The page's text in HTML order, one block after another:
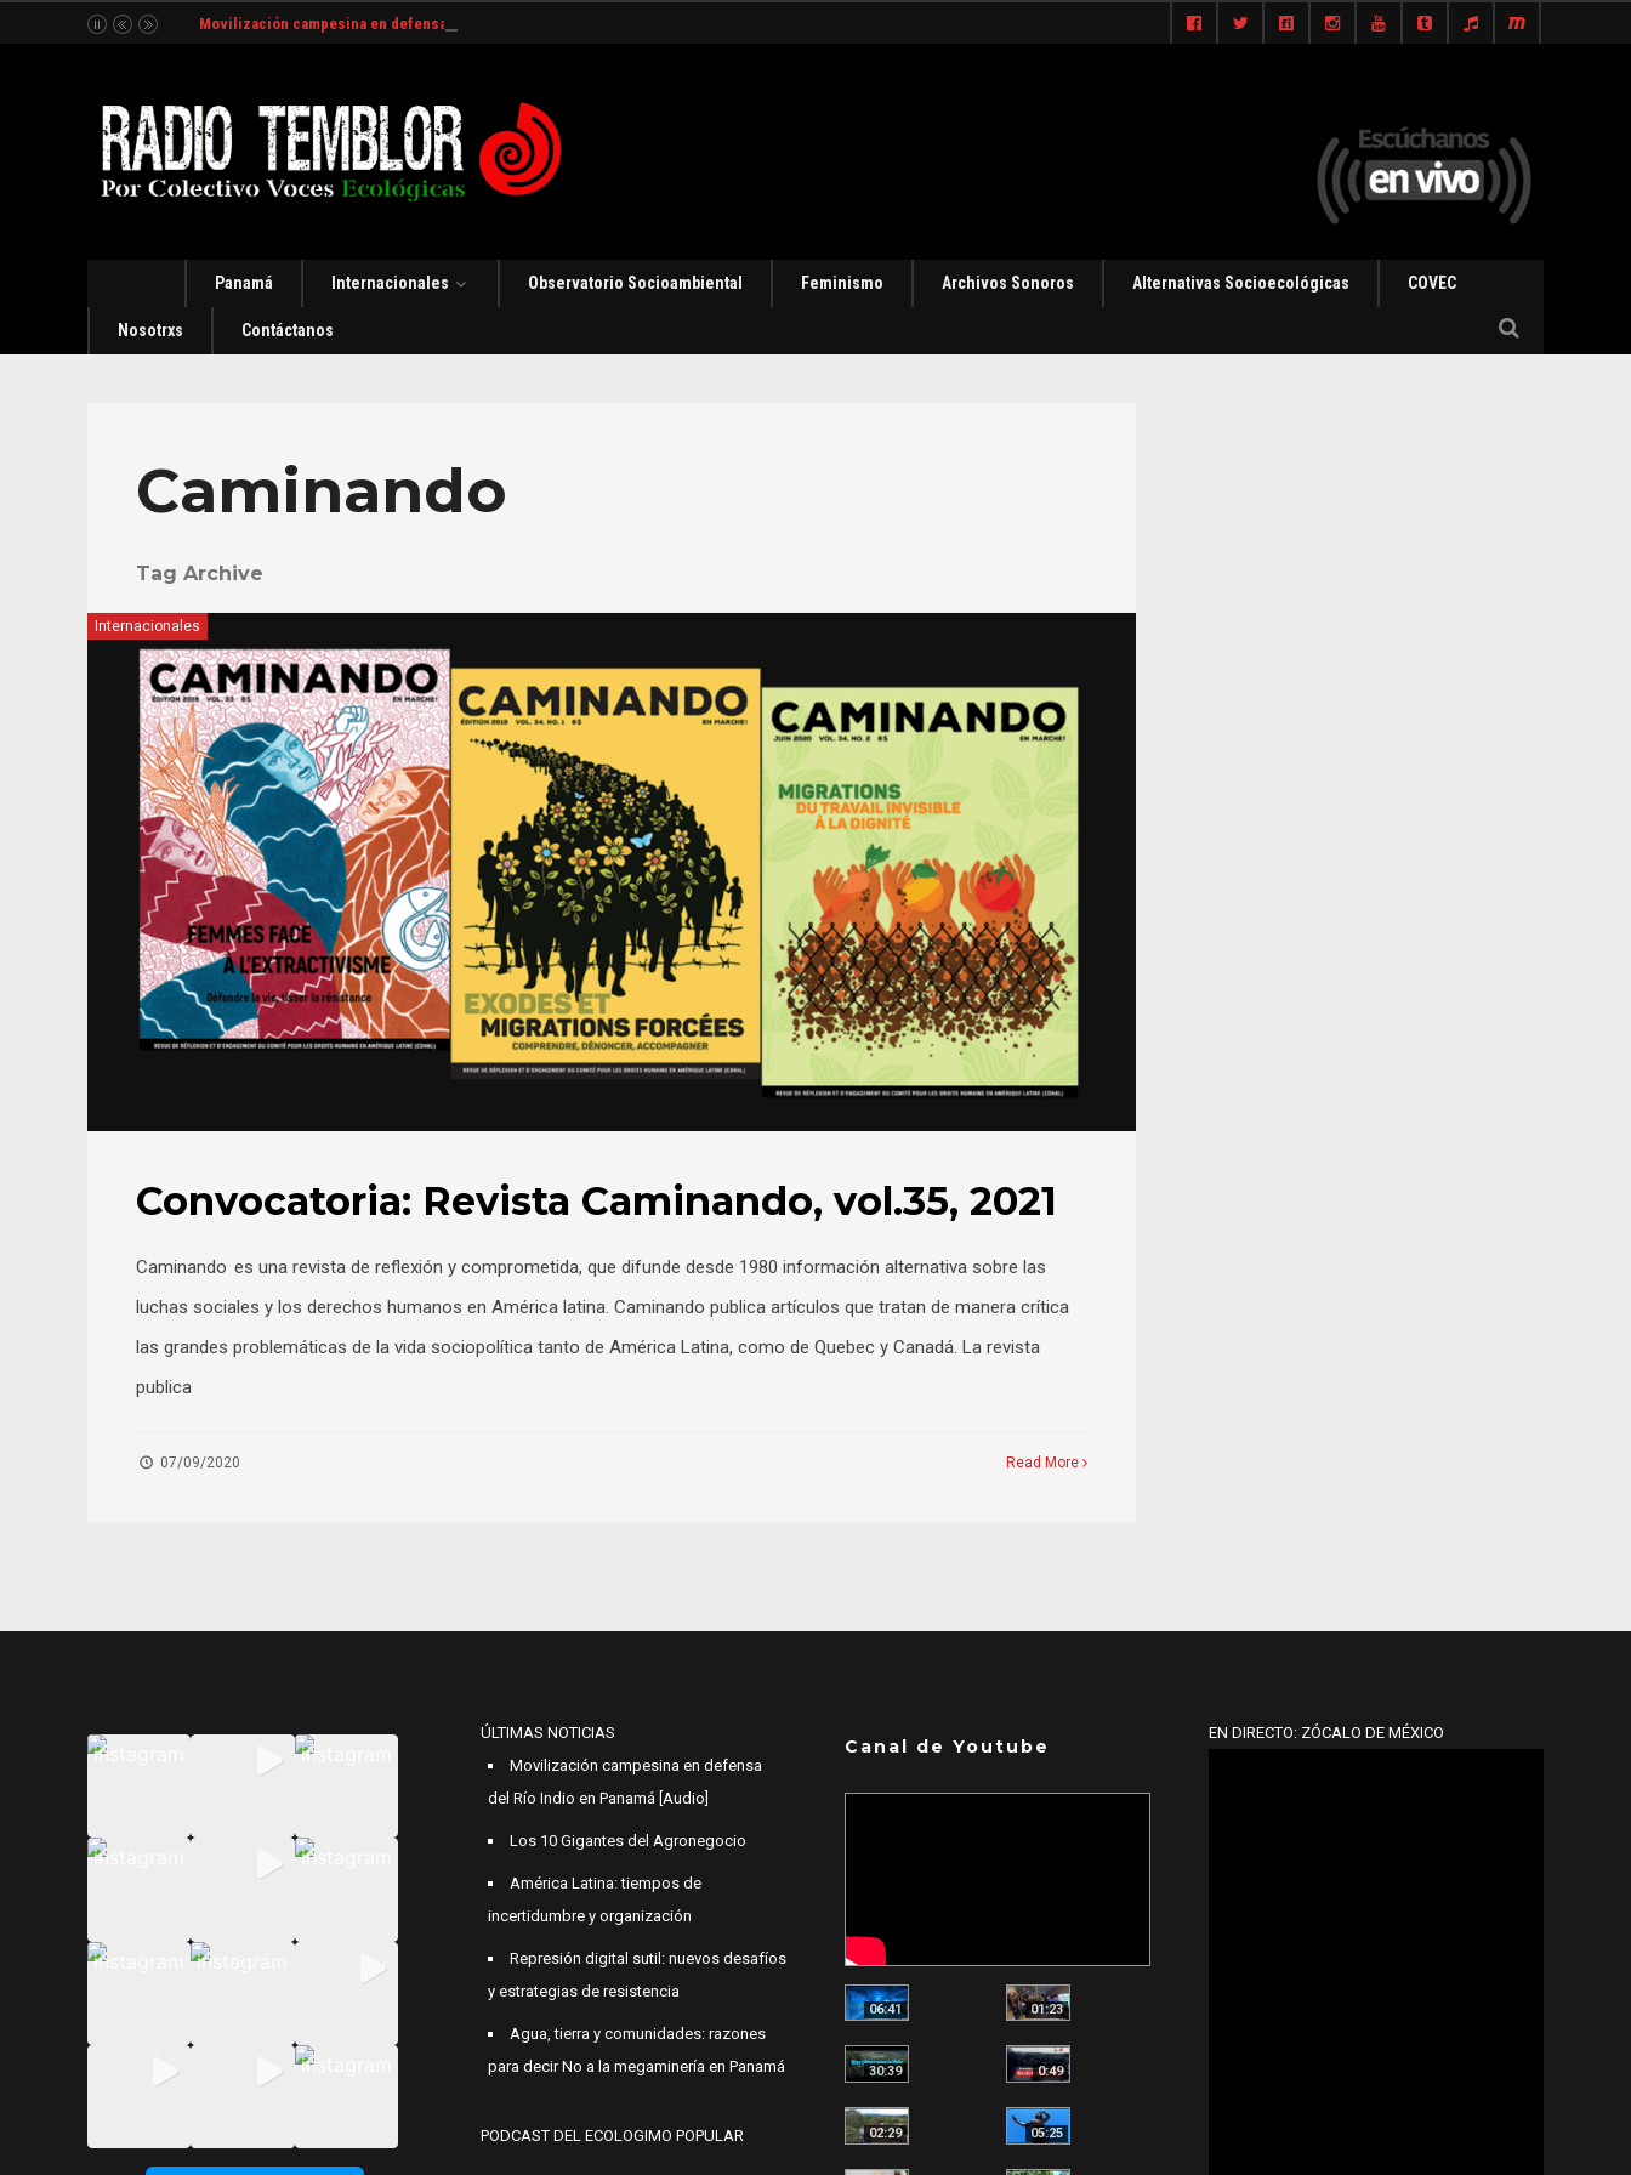
Movilización campesina en defensa del Río Indio en Panamá [Audio]
Panamá Internacionales Observatorio Socioambiental Feminismo Archivos Sonoros Alternativas Socioecológicas COVEC
Nosotrxs Contáctanos
Caminando
Tag Archive
Internacionales
Convocatoria: Revista Caminando, vol.35, 2021
Caminando es una revista de reflexión y comprometida, que difunde desde 1980 información alternativa sobre las
luchas sociales y los derechos humanos en América latina. Caminando publica artículos que tratan de manera crítica
las grandes problemáticas de la vida sociopolítica tanto de América Latina, como de Quebec y Canadá. La revista
publica
07/09/2020 Read More
ÚLTIMAS NOTICIAS
Movilización campesina en defensa
del Río Indio en Panamá [Audio]
Los 10 Gigantes del Agronegocio
América Latina: tiempos de
incertidumbre y organización
Represión digital sutil: nuevos desafíos
y estrategias de resistencia
Agua, tierra y comunidades: razones
para decir No a la megaminería en Panamá
PODCAST DEL ECOLOGIMO POPULAR
Canal de Youtube
06:41 01:23
30:39 0:49
02:29 05:25
EN DIRECTO: ZÓCALO DE MÉXICO